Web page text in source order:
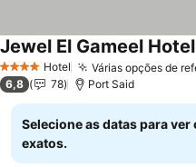
4 EstrelasHotel Várias opções de
Jewel El Gameel Hotel
6,8 78 Port Said
Selecione as datas para ver
exatos.